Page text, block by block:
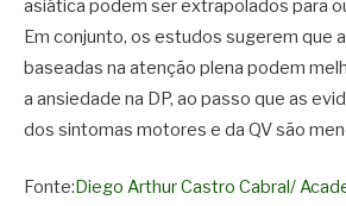
asiática podem ser extrapolados para
Em conjunto, os estudos sugerem que
baseadas na atenção plena podem
a ansiedade na DP, ao passo que as
dos sintomas motores e da QV são
Fonte:Diego Arthur Castro Cabral/